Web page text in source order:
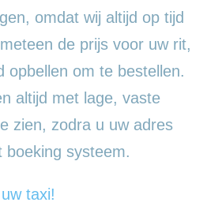
omdat wij altijd op tijd
de prijs voor uw rit,
opbellen om te bestellen.
altijd met lage, vaste
zien, zodra u uw adres
boeking systeem.
taxi!